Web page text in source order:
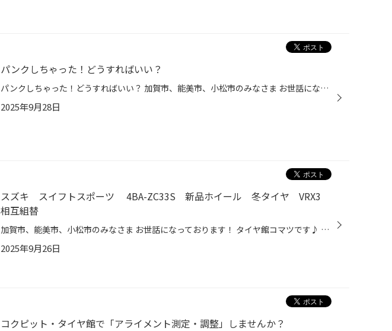
パンクしちゃった！どうすればいい？
パンクしちゃった！どうすればいい？ 加賀市、能美市、小松市のみなさま お世話になっております！ タイヤ館コマツです♪ タイヤ館アプリダウンロードでお得にタイヤGET 詳しくはこちら 本日は パンクしたら、どうすればいいの？お悩み相談室。 【パンク】について深堀させていただきます。 パンクは...
2025年9月28日
スズキ スイフトスポーツ 4BA-ZC33S 新品ホイール 冬タイヤ VRX3
相互組替
加賀市、能美市、小松市のみなさま お世話になっております！ タイヤ館コマツです♪ タイヤ館アプリダウンロードでお得にタイヤGET 詳しくはこちら 本日、ご紹介の作業は スズキ スイフト スポーツ 夏タイヤ用ホイール 相互組替 冬タイヤ お持ち帰り 初めて当店をご来店いただいた お客様よりご相談...
2025年9月26日
コクピット・タイヤ館で「アライメント測定・調整」しませんか？